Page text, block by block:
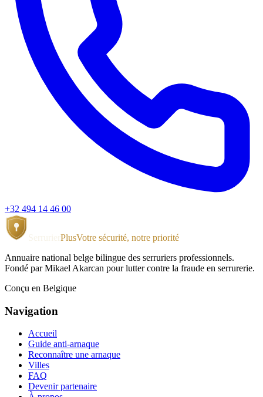
+32 494 14 46 00
Serrurier PlusVotre sécurité, notre priorité
Annuaire national belge bilingue des serruriers professionnels.
Fondé par Mikael Akarcan pour lutter contre la fraude en serrurerie.
Conçu en Belgique
Navigation
Accueil
Guide anti-arnaque
Reconnaître une arnaque
Villes
FAQ
Devenir partenaire